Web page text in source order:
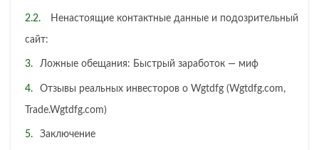
Ненастоящие контактные данные и подозрительный
сайт:
Ложные обещания: Быстрый заработок — миф
Отзывы реальных инвесторов о Wgtdfg (Wgtdfg.com,
Trade.Wgtdfg.com)
Заключение